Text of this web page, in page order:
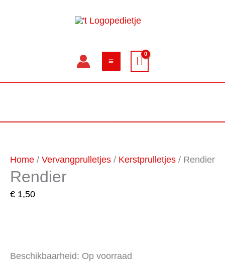
Home / Vervangprulletjes / Kerstprulletjes / Rendier
Rendier
€ 1,50
Beschikbaarheid: Op voorraad